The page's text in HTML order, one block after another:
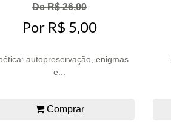
De R$ 26,00
Por R$ 5,00
autopreservação, enigmas
e...
Comprar